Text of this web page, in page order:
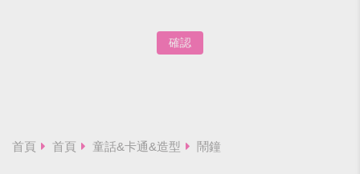
確認
首頁 首頁 童話&卡通&造型 鬧鐘